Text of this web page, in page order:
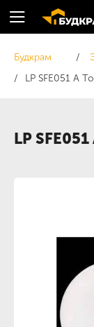
Будкрам
LP SFE051 A
LP